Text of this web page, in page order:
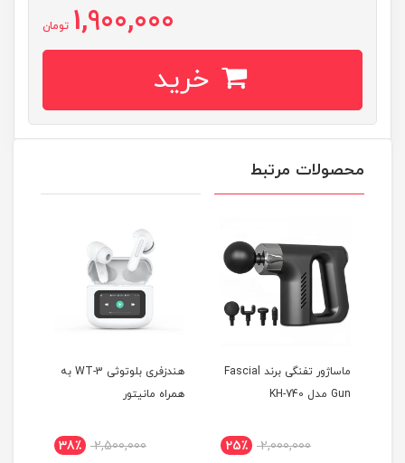
1,900,000 تومان
خرید
محصولات مرتبط
ماساژور تفنگی برند Fascial
Gun مدل KH-740
2,000,000 25٪
هندزفری بلوتوثی WT-3 به
همراه مانیتور
2,500,000 38٪